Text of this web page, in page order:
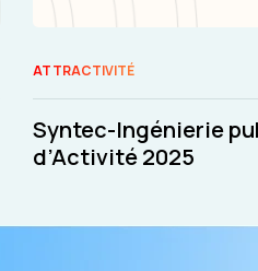
ATTRACTIVITÉ
Syntec-Ingénierie
d’Activité 2025